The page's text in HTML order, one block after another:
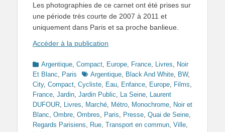
Les photographies de ce carnet ont été prises sur
une période très courte de 2007 à 2011 et
uniquement dans Paris et sa proche banlieue.
Accéder à la publication
Categories
Argentique Compact Europe France Livres
Noir
Et Blanc
Paris TagsArgentique Black And White BW,
City, Compact Cycliste Eau Enfance Europe Films
France Jardin Jardin Public La Seine Laurent
DUFOUR Livres Marché Métro Monochrome Noir et
Blanc Ombre Ombres Paris Presse Quai de Seine
Regards Parisiens
Rue Transport en commun Ville